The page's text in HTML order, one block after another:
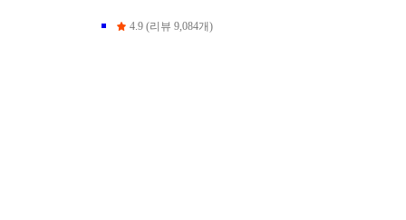
4.9 (리뷰 9,084개)